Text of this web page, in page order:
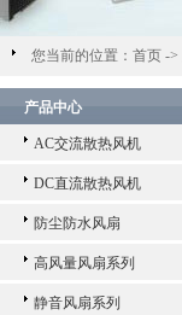
您当前的位置： 首页 ->
产品中心
AC交流散热风机
DC直流散热风机
防尘防水风扇
高风量风扇系列
静音风扇系列